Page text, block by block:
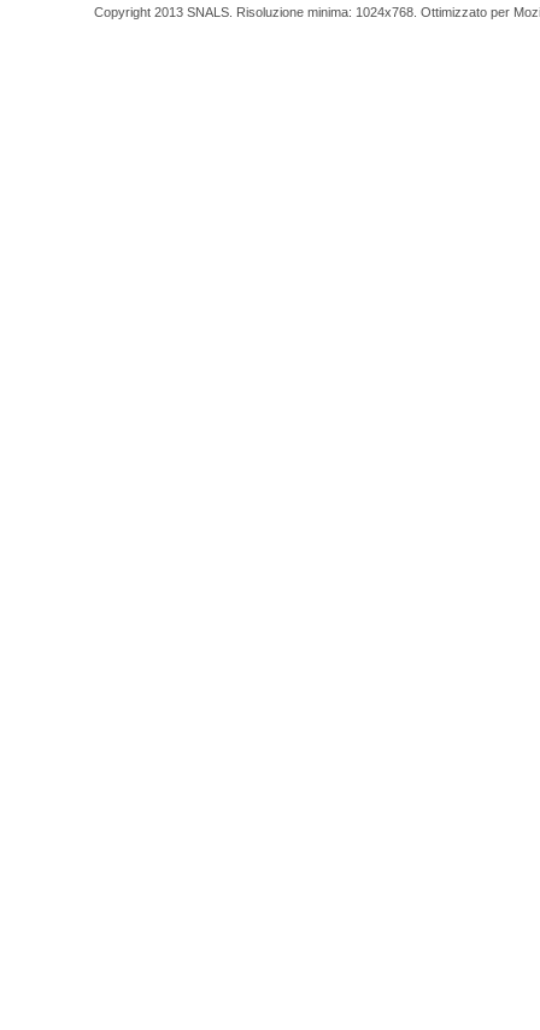
Copyright 2013 SNALS. Risoluzione minima: 1024x768. Ottimizzato per